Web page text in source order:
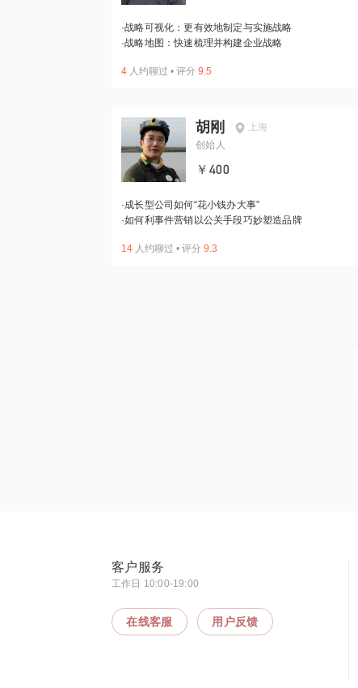
·战略可视化：更有效地制定与实施战略
·战略地图：快速梳理并构建企业战略
4 人约聊过 • 评分 9.5
胡刚
上海
创始人
￥400
·成长型公司如何“花小钱办大事”
·如何利事件营销以公关手段巧妙塑造品牌
14 人约聊过 • 评分 9.3
客户服务
工作日 10:00-19:00
在线客服 用户反馈